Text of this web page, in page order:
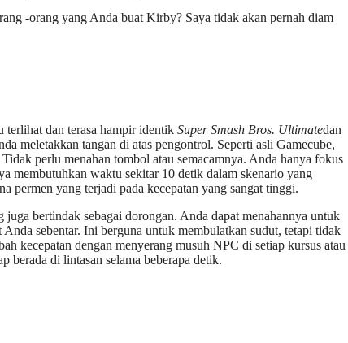
-orang yang Anda buat Kirby? Saya tidak akan pernah diam
terlihat dan terasa hampir identik Super Smash Bros. Ultimatedan
meletakkan tangan di atas pengontrol. Seperti asli Gamecube,
perlu menahan tombol atau semacamnya. Anda hanya fokus
membutuhkan waktu sekitar 10 detik dalam skenario yang
permen yang terjadi pada kecepatan yang sangat tinggi.
bertindak sebagai dorongan. Anda dapat menahannya untuk
sebentar. Ini berguna untuk membulatkan sudut, tetapi tidak
kecepatan dengan menyerang musuh NPC di setiap kursus atau
berada di lintasan selama beberapa detik.